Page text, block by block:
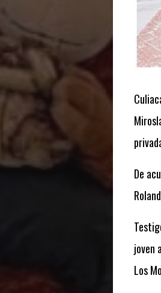
De
joven
Los